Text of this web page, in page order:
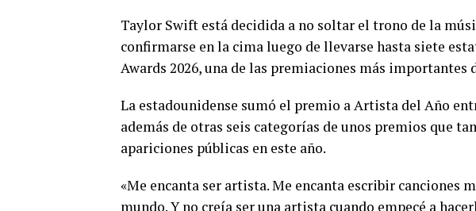
Taylor Swift está decidida a no soltar el trono de la
confirmarse en la cima luego de llevarse hasta siete
Awards 2026, una de las premiaciones más
La estadounidense sumó el premio a Artista del Año
además de otras seis categorías de unos premios que
apariciones públicas en este año.
«Me encanta ser artista. Me encanta escribir canciones
mundo. Y no creía ser una artista cuando empecé a